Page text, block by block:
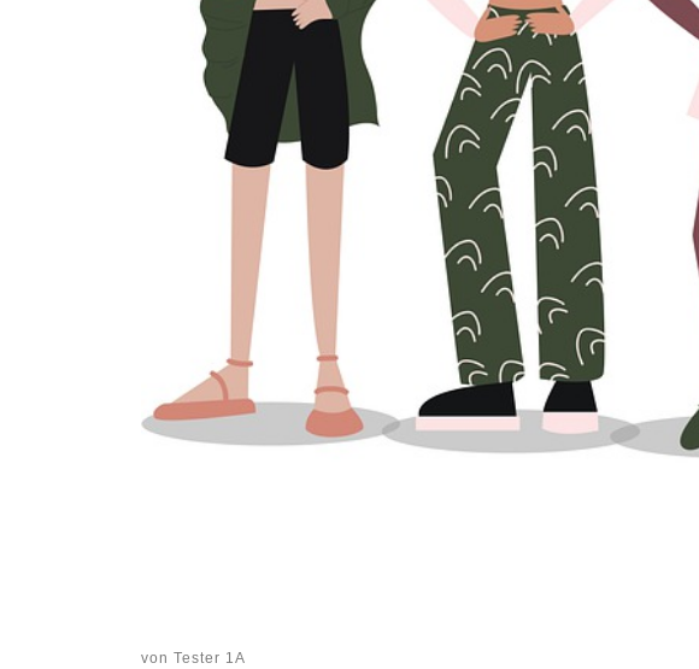
von Tester 1A